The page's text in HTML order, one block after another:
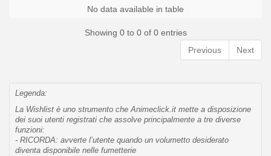
No data available in table
Showing 0 to 0 of 0 entries
Previous
Next
Legenda:
La Wishlist è uno strumento che Animeclick.it mette a disposizione
dei suoi utenti registrati che assolve principalmente a tre diverse
funzioni:
- RICORDA: avverte l’utente quando un volumetto desiderato
diventa disponibile nelle fumetterie